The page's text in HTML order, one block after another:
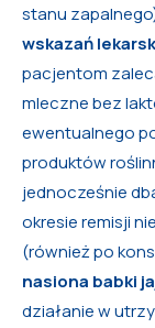
stanu
wskazań
pacjentom
mleczne bez
ewentualnego
produktów
jednocześnie
okresie remisji
(również po
nasiona babki
działanie w